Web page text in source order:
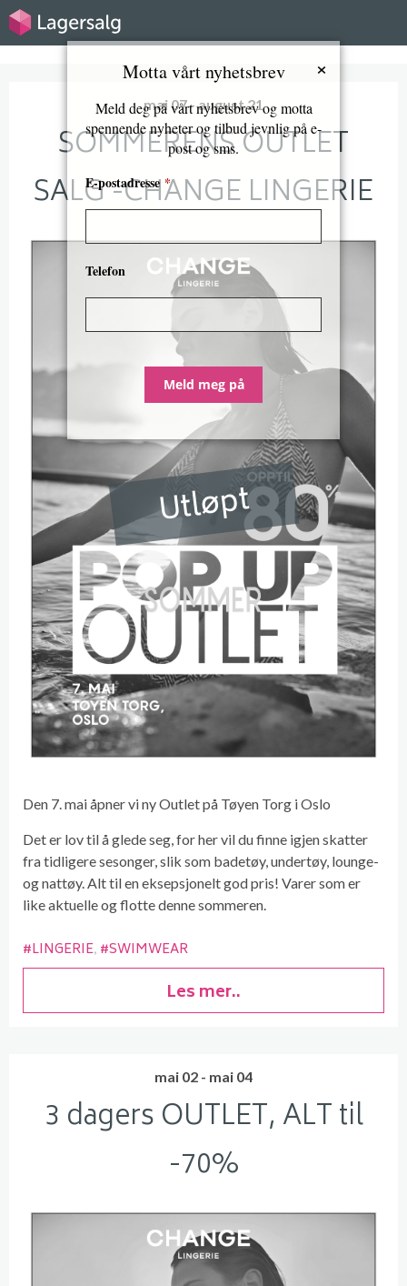
mai 07 - august 21
SOMMERENS OUTLET
SALG -CHANGE LINGERIE
Utløpt
Den 7. mai åpner vi ny Outlet på Tøyen Torg i Oslo
Det er lov til å glede seg, for her vil du finne igjen skatter
fra tidligere sesonger, slik som badetøy, undertøy, lounge-
og nattøy. Alt til en eksepsjonelt god pris! Varer som er
like aktuelle og flotte denne sommeren.
#LINGERIE #SWIMWEAR
Les mer..
mai 02 - mai 04
3 dagers OUTLET, ALT til
-70%
×
Motta vårt nyhetsbrev
Meld deg på vårt nyhetsbrev og motta
spennende nyheter og tilbud jevnlig på e-
post og sms.
E-postadresse*
Telefon